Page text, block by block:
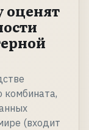
оценят
комбината,
(входит